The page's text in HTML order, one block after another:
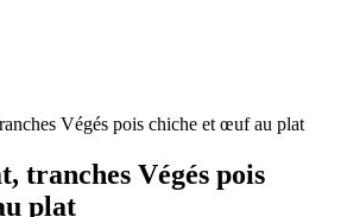
Végés pois chiche et œuf au plat
tranches Végés pois
plat